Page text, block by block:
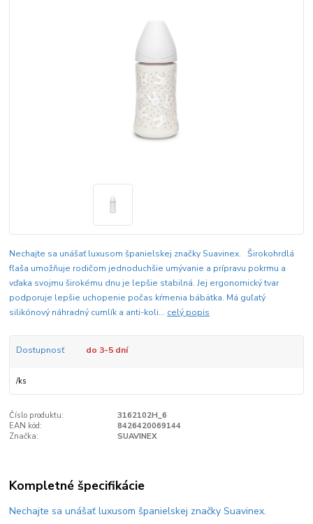
Nechajte sa unášať luxusom španielskej značky Suavinex. Širokohrdlá
fľaša umožňuje rodičom jednoduchšie umývanie a prípravu pokrmu a
vďaka svojmu širokému dnu je lepšie stabilná. Jej ergonomický tvar
podporuje lepšie uchopenie počas kŕmenia bábätka. Má guľatý
silikónový náhradný cumlík a anti-koli... celý popis
Dostupnosť do 3-5 dní
/ks
Číslo produktu:
3162102H_6
EAN kód:
8426420069144
Značka:
SUAVINEX
Kompletné špecifikácie
Nechajte sa unášať luxusom španielskej značky Suavinex.